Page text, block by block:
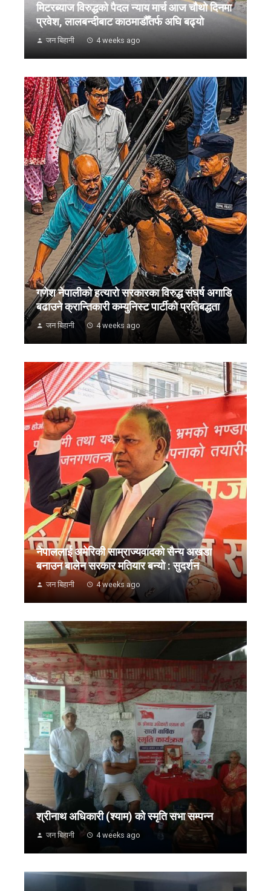
मिटरब्याज विरुद्धको पैदल न्याय मार्च आज चौथो दिनमा
प्रवेश, लालबन्दीबाट काठमाडौँतर्फ अघि बढ्यो
जन बिहानी 4 weeks ago
गणेश नेपालीको हत्यारो सरकारका विरुद्ध संघर्ष अगाडि
बढाउने क्रान्तिकारी कम्युनिस्ट पार्टीको प्रतिबद्धता
जन बिहानी 4 weeks ago
नेपाललाई अमेरिकी साम्राज्यवादको सैन्य अखडा
बनाउन बालेन सरकार मतियार बन्यो : सुदर्शन
जन बिहानी 4 weeks ago
श्रीनाथ अधिकारी (श्याम) को स्मृति सभा सम्पन्न
जन बिहानी 4 weeks ago